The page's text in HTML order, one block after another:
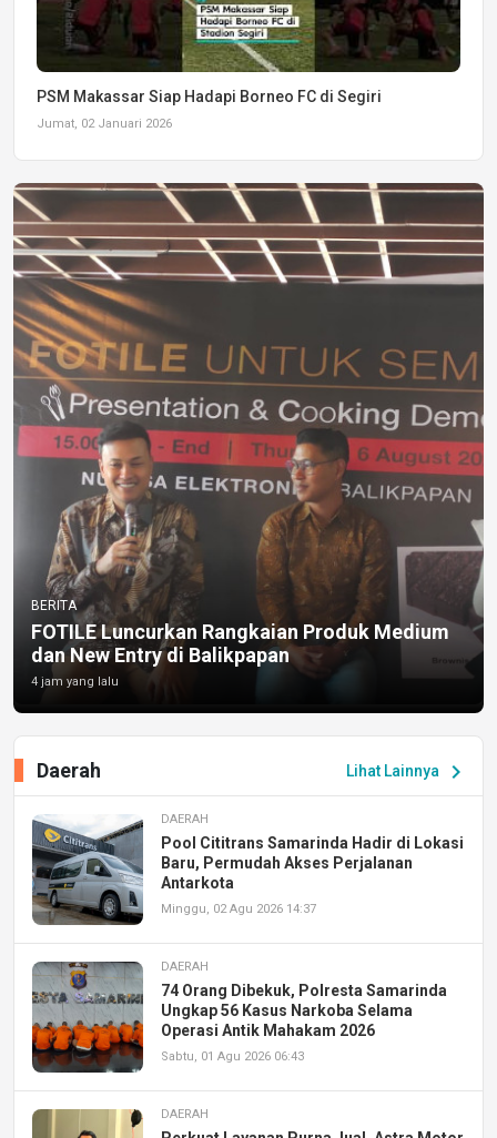
PSM Makassar Siap Hadapi Borneo FC di Segiri
Jumat, 02 Januari 2026
BERITA
FOTILE Luncurkan Rangkaian Produk Medium
dan New Entry di Balikpapan
4 jam yang lalu
Lihat Lainnya chevron_right
Daerah
DAERAH
Pool Cititrans Samarinda Hadir di Lokasi
Baru, Permudah Akses Perjalanan
Antarkota
Minggu, 02 Agu 2026 14:37
DAERAH
74 Orang Dibekuk, Polresta Samarinda
Ungkap 56 Kasus Narkoba Selama
Operasi Antik Mahakam 2026
Sabtu, 01 Agu 2026 06:43
DAERAH